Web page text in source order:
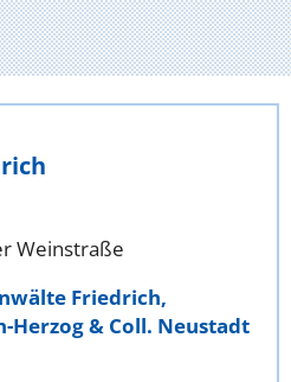
Weinstraße
Friedrich,
Herzog & Coll. Neustadt